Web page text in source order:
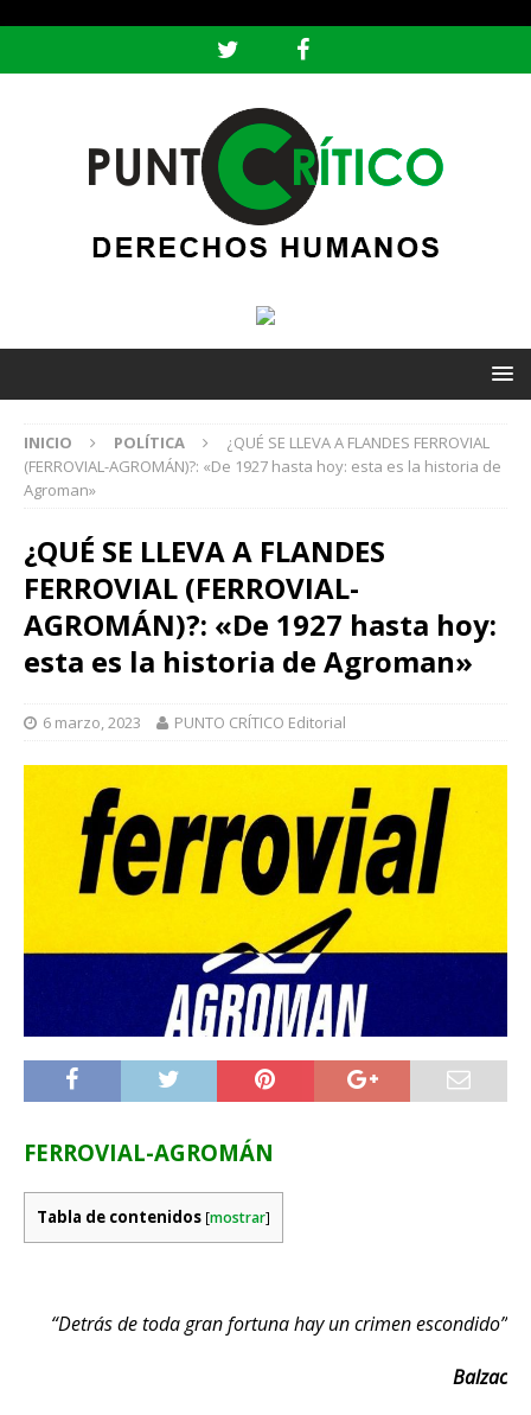
INICIO POLÍTICA
¿QUÉ SE LLEVA A FLANDES FERROVIAL
(FERROVIAL-AGROMÁN)?: «De 1927 hasta hoy: esta es la historia de
Agroman»
¿QUÉ SE LLEVA A FLANDES
FERROVIAL (FERROVIAL-
AGROMÁN)?: «De 1927 hasta hoy:
esta es la historia de Agroman»
6 marzo, 2023 PUNTO CRÍTICO Editorial
FERROVIAL-AGROMÁN
Tabla de contenidos [mostrar]
“Detrás de toda gran fortuna hay un crimen escondido”
Balzac